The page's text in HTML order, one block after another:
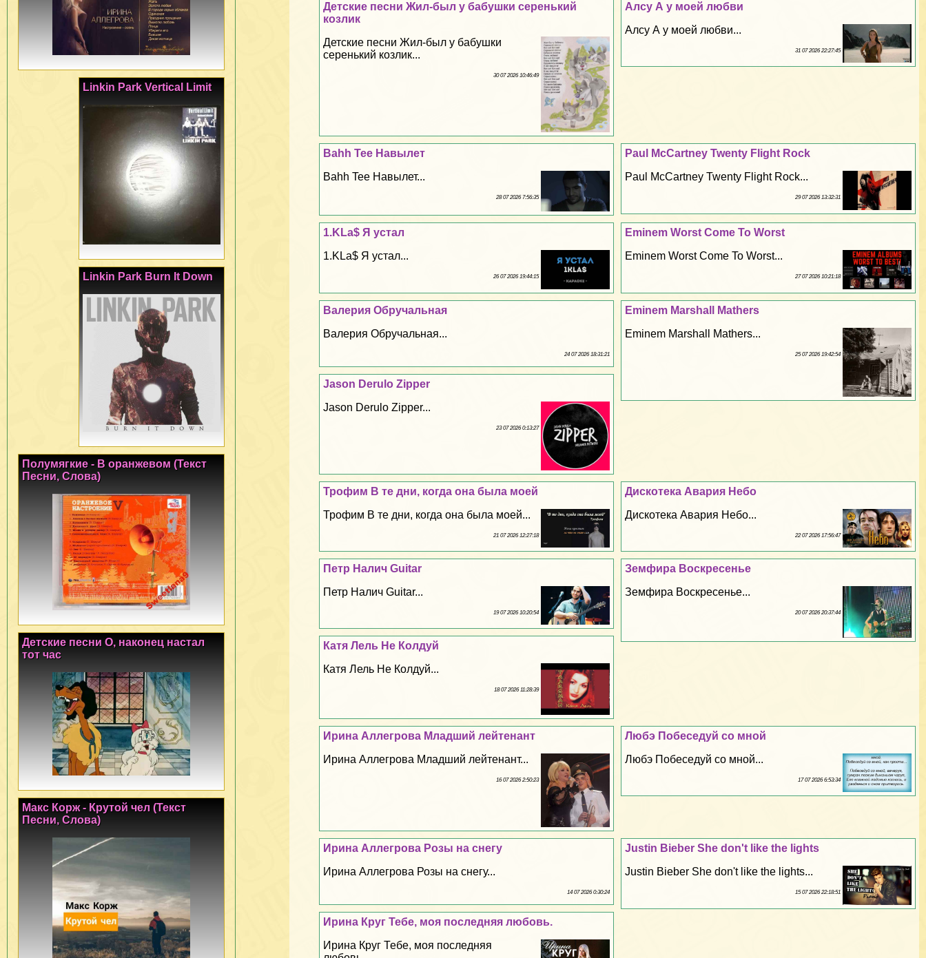
Алсу А у моей любви
Алсу А у моей любви...
31 07 2026 22:27:45
Детские песни Жил-был у бабушки серенький
козлик
Детские песни Жил-был у бабушки
серенький козлик...
30 07 2026 10:46:49
Paul McCartney Twenty Flight Rock
Paul McCartney Twenty Flight Rock...
29 07 2026 13:32:31
Bahh Tee Навылет
Bahh Tee Навылет...
28 07 2026 7:56:35
Eminem Worst Come To Worst
Eminem Worst Come To Worst...
27 07 2026 10:21:18
1.KLa$ Я устал
1.KLa$ Я устал...
26 07 2026 19:44:15
Eminem Marshall Mathers
Eminem Marshall Mathers...
25 07 2026 19:42:54
Валерия Обручальная
Валерия Обручальная...
24 07 2026 18:31:21
Jason Derulo Zipper
Jason Derulo Zipper...
23 07 2026 0:13:27
Дискотека Авария Небо
Дискотека Авария Небо...
22 07 2026 17:56:47
Трофим В те дни, когда она была моей
Трофим В те дни, когда она была моей...
21 07 2026 12:27:18
Земфира Воскресенье
Земфира Воскресенье...
20 07 2026 20:37:44
Петр Налич Guitar
Петр Налич Guitar...
19 07 2026 10:20:54
Катя Лель Не Колдуй
Катя Лель Не Колдуй...
18 07 2026 11:28:39
Любэ Побеседуй со мной
Любэ Побеседуй со мной...
17 07 2026 6:53:34
Ирина Аллегрова Младший лейтенант
Ирина Аллегрова Младший лейтенант...
16 07 2026 2:50:23
Justin Bieber She don't like the lights
Justin Bieber She don't like the lights...
15 07 2026 22:18:51
Ирина Аллегрова Розы на снегу
Ирина Аллегрова Розы на снегу...
14 07 2026 0:30:24
Ирина Круг Тебе, моя последняя любовь.
Ирина Круг Тебе, моя последняя
Linkin Park Vertical Limit
Linkin Park Burn It Down
Полумягкие - В оранжевом (Текст
Песни, Слова)
Детские песни О, наконец настал
тот час
Макс Корж - Крутой чел (Текст
Песни, Слова)